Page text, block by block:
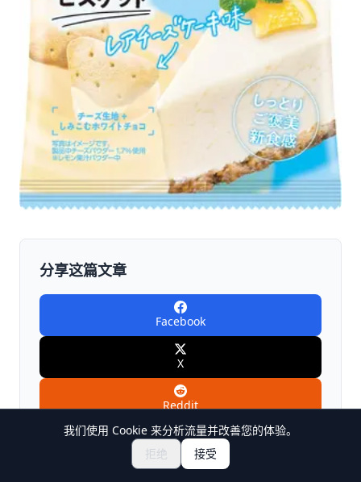
分享这篇文章
Facebook
X
Reddit
LINE
探索祭典与活动
获取日本祭典门票
我们使用 Cookie 来分析流量并改善您的体验。
拒绝
接受